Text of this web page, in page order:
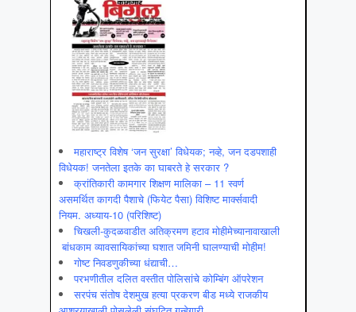
महाराष्ट्र विशेष ‘जन सुरक्षा’ विधेयक; नव्हे, जन दडपशाही
विधेयक! जनतेला इतके का घाबरते हे सरकार ?
क्रांतिकारी कामगार शिक्षण मालिका – 11 स्वर्ण
असमर्थित कागदी पैशाचे (फियेट पैसा) विशिष्ट मार्क्सवादी
नियम. अध्याय-10 (परिशिष्ट)
चिखली-कुदळवाडीत अतिक्रमण हटाव मोहीमेच्यानावाखाली
बांधकाम व्यावसायिकांच्या घशात जमिनी घालण्याची मोहीम!
गोष्ट निवडणुकीच्या धंद्याची…
परभणीतील दलित वस्तीत पोलिसांचे कोम्बिंग ऑपरेशन
सरपंच संतोष देशमुख हत्या प्रकरण बीड मध्ये राजकीय